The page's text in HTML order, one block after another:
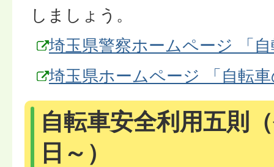
しましょう。
埼玉県警察ホームページ 「
埼玉県ホームページ 「自転
自転車安全利用五則
日～）